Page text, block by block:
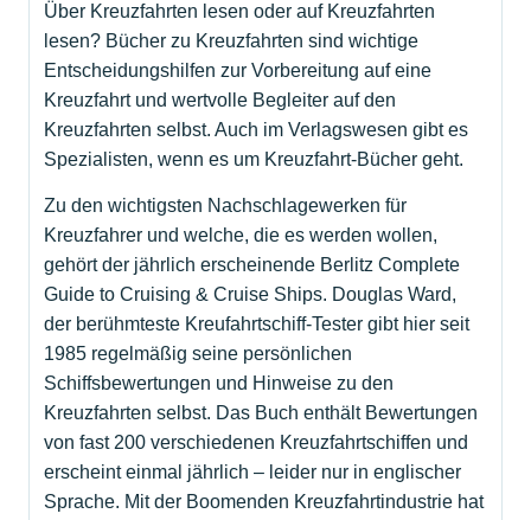
Über Kreuzfahrten lesen oder auf Kreuzfahrten
lesen? Bücher zu Kreuzfahrten sind wichtige
Entscheidungshilfen zur Vorbereitung auf eine
Kreuzfahrt und wertvolle Begleiter auf den
Kreuzfahrten selbst. Auch im Verlagswesen gibt es
Spezialisten, wenn es um Kreuzfahrt-Bücher geht.
Zu den wichtigsten Nachschlagewerken für
Kreuzfahrer und welche, die es werden wollen,
gehört der jährlich erscheinende Berlitz Complete
Guide to Cruising & Cruise Ships. Douglas Ward,
der berühmteste Kreufahrtschiff-Tester gibt hier seit
1985 regelmäßig seine persönlichen
Schiffsbewertungen und Hinweise zu den
Kreuzfahrten selbst. Das Buch enthält Bewertungen
von fast 200 verschiedenen Kreuzfahrtschiffen und
erscheint einmal jährlich – leider nur in englischer
Sprache. Mit der Boomenden Kreuzfahrtindustrie hat